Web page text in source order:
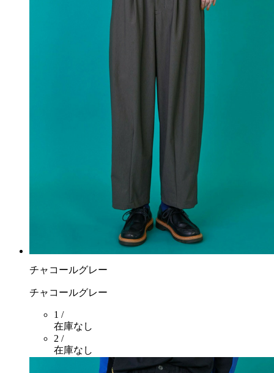
チャコールグレー
チャコールグレー
1 /
在庫なし
2 /
在庫なし